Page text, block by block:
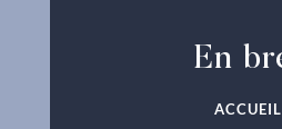
En
ACCUEIL